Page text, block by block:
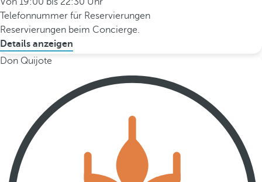
Telefonnummer für Reservierungen
Reservierungen beim Concierge.
Details anzeigen
Don Quijote